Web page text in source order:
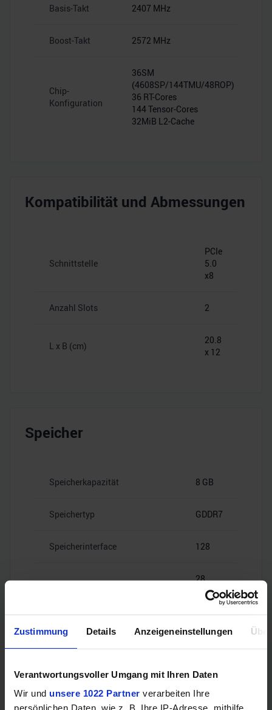
Zustimmung Details Anzeigeneinstellungen
Verantwortungsvoller Umgang mit Ihren Daten
Wir und unsere 1022 Partner verarbeiten Ihre
persönlichen Daten, wie z. B. Ihre IP-Adresse, mithilfe
Basis-Takt 2407 MHz
Boost-Takt 2572 MHz
Chip-
Konfiguration
36SM
(4608SP/144TMU/48ROP)
36 RT-Cores
144 Tensor-Cores
32MiB L2-Cache
Kompatibilität und Abmessungen
Schnittstelle
PCIe
5.0
x8
Anzahl Slots 2
L x B (cm)
20.8
x 12
Speicher
Speicherkapazität 8 GB
Speichertyp GDDR7
Speicherinterface 128
Speicherbandbreite
28
Gbps
Videoanschlüsse